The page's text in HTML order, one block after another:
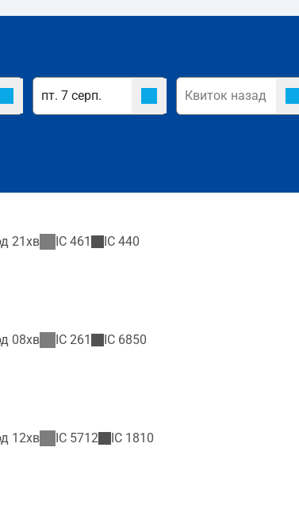
21хв IC 461 IC 440
08хв IC 261 IC 6850
12хв IC 5712 IC 1810